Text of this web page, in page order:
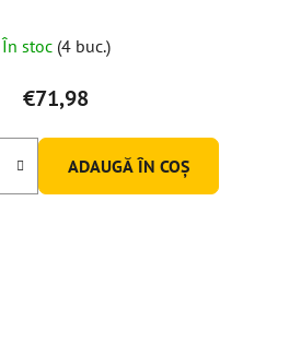
În stoc (4 buc.)
€71,98
ADAUGĂ ÎN COŞ